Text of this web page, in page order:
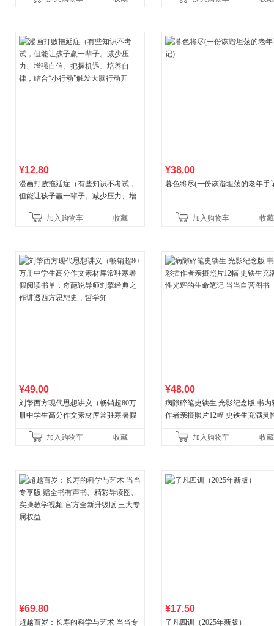
¥12.80
漫画打败拖延症（有些知识不考试，
但能让孩子赢一辈子。减少压力、增
合“小行动”触发大脑行动开
加入购物车 收藏
¥38.00
暮色将尽(一份诙谐坦荡的老年手
加入购物车 收藏
¥49.00
刘擎西方现代思想讲义（畅销超80万
册中学生高分作文素材库常驻寒暑假
讲透西方思想史，哲学知
加入购物车 收藏
¥48.00
病隙碎笔史铁生 光影纪念版 书内
作者亲摄照片12幅 史铁生充满灵
加入购物车
收藏
¥69.80
超越百岁：长寿的科学与艺术 当当专
¥17.50
了凡四训（2025年新版）